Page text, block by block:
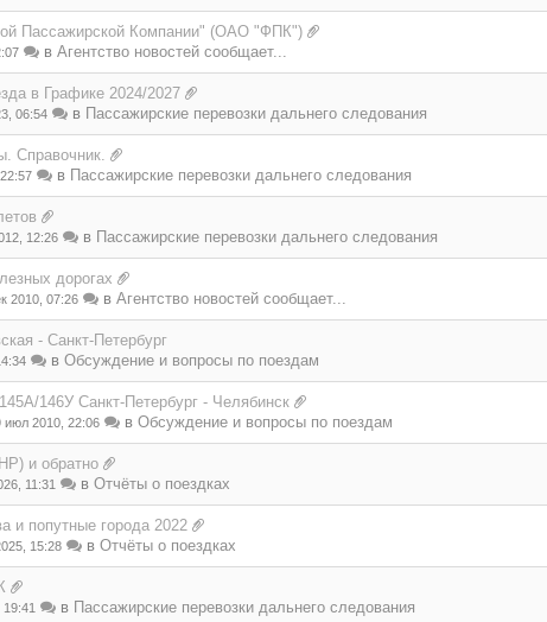
Пассажирской Компании" (ОАО "ФПК")
в Агентство новостей сообщает...
в Графике 2024/2027
06:54 в Пассажирские перевозки дальнего следования
Справочник.
в Пассажирские перевозки дальнего следования
12:26 в Пассажирские перевозки дальнего следования
дорогах
2010, 07:26 в Агентство новостей сообщает...
- Санкт-Петербург
в Обсуждение и вопросы по поездам
146У Санкт-Петербург - Челябинск
июл 2010, 22:06 в Обсуждение и вопросы по поездам
и обратно
11:31 в Отчёты о поездках
и попутные города 2022
15:28 в Отчёты о поездках
в Пассажирские перевозки дальнего следования